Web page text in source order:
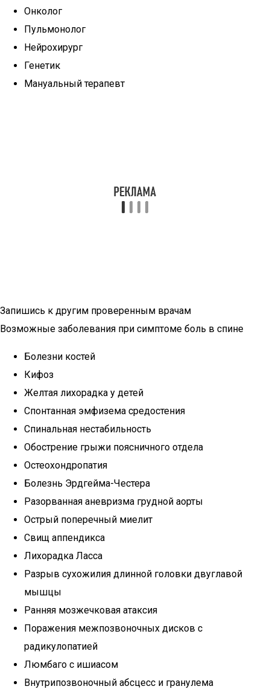
Онколог
Пульмонолог
Нейрохирург
Генетик
Мануальный терапевт
Запишись к другим проверенным врачам
Возможные заболевания при симптоме боль в спине
Болезни костей
Кифоз
Желтая лихорадка у детей
Спонтанная эмфизема средостения
Спинальная нестабильность
Обострение грыжи поясничного отдела
Остеохондропатия
Болезнь Эрдгейма-Честера
Разорванная аневризма грудной аорты
Острый поперечный миелит
Свищ аппендикса
Лихорадка Ласса
Разрыв сухожилия длинной головки двуглавой
мышцы
Ранняя мозжечковая атаксия
Поражения межпозвоночных дисков с
радикулопатией
Люмбаго с ишиасом
Внутрипозвоночный абсцесс и гранулема